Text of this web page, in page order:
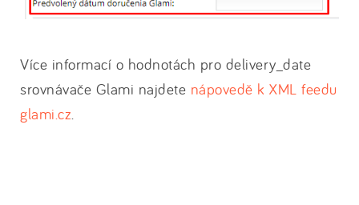
Více informací o hodnotách pro delivery_date
srovnávače Glami najdete nápovedě k XML feedu
glami.cz